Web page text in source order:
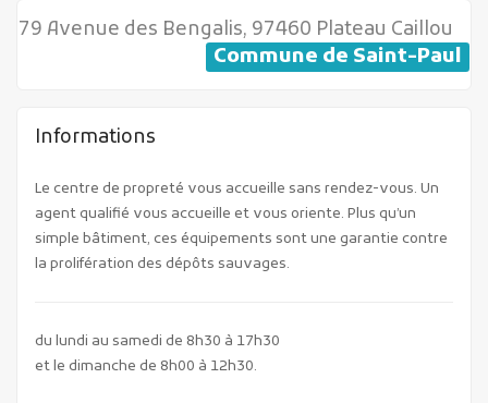
Projets financés par l'Europe
79 Avenue des Bengalis, 97460 Plateau Caillou
Commune de Saint-Paul
Informations
Le centre de propreté vous accueille sans rendez-vous. Un
agent qualifié vous accueille et vous oriente. Plus qu’un
simple bâtiment, ces équipements sont une garantie contre
la prolifération des dépôts sauvages.
du lundi au samedi de 8h30 à 17h30
et le dimanche de 8h00 à 12h30.